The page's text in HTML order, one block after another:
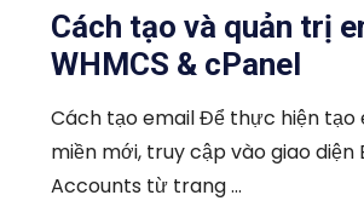
Cách tạo và quản trị
WHMCS & cPanel
Cách tạo email Để thực hiện tạo
miền mới, truy cập vào giao diện
Accounts từ trang ...